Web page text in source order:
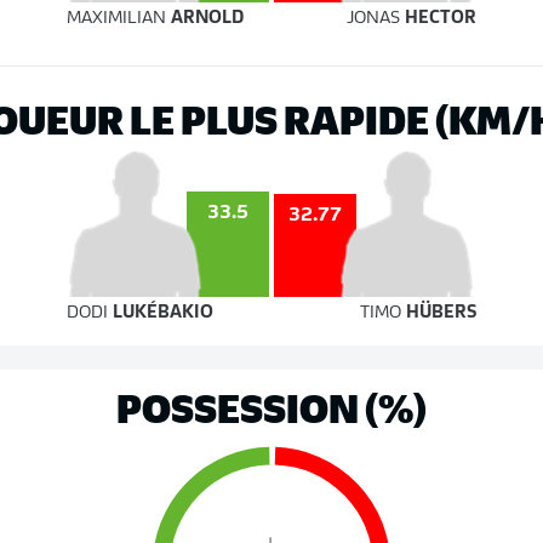
MAXIMILIANARNOLD JONAS HECTOR
LE PLUS RAPIDE (KM/
33.5 32.77
DODI LUKÉBAKIO TIMO HÜBERS
POSSESSION (%)